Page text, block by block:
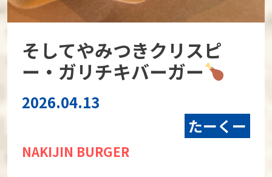
そしてやみつきクリスピ
ー・ガリチキバーガー
2026.04.13
たーくー
NAKIJIN BURGER